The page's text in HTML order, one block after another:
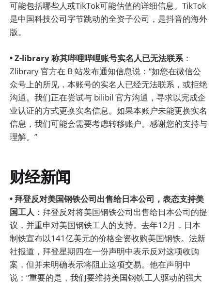
可能包括哪些人或TikTok可能估值的详细信息。TikTok
是中国科技公司字节跳动的全资子公司，是抖音的海外
版。
• Z-library 称其哔哩哔哩账号实名人已无法联系：
Zlibrary 官方在 B 站发布通知信息说：“如您在微信公
众号上的所见，本账号的实名人已经无法联系，或拒绝
沟通。我们正在尝试与 bilibil 官方沟通，寻求以完成企
业认证的方式更换实名信息。如果本账户未能更换实名
信息，我们可能会需要考虑转移账户。感谢您的支持与
理解。”
财经新闻
• 拜登反对美国钢铁公司出售给日本公司，表态支持美
国工人 ：拜登反对将美国钢铁公司出售给日本公司的提
议，并重申对美国钢铁工人的支持。去年12月，日本
制铁宣布以141亿美元的价格全资收购美国钢铁。法新
社报道，拜登星期四在一份声明中表示反对这项收购
案，但并未明确表示将阻止这项交易。他在声明中
说：“重要的是，我们要维持美国钢铁工人驱动的强大